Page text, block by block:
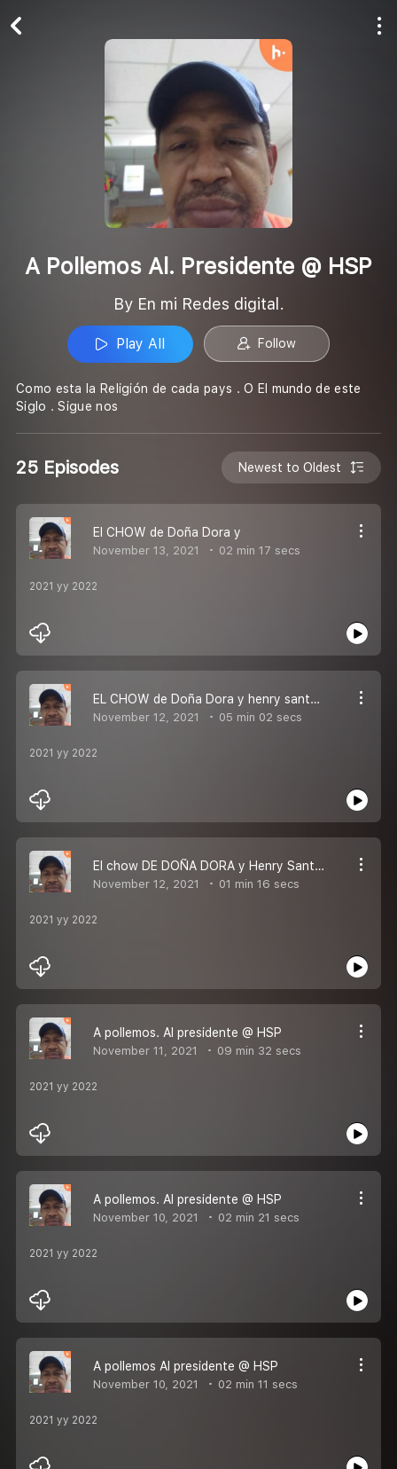
A Pollemos Al. Presidente @ HSP
By En mi Redes digital.
Play All Follow
Como esta la Religión de cada pays . O El mundo de este
Siglo . Sigue nos
25 Episodes Newest to Oldest
El CHOW de Doña Dora y
November 13, 2021 02 min 17 secs
2021 yy 2022
EL CHOW de Doña Dora y henry santana HSP
November 12, 2021 05 min 02 secs
2021 yy 2022
El chow DE DOÑA DORA y Henry Santana HSP
November 12, 2021 01 min 16 secs
2021 yy 2022
A pollemos. Al presidente @ HSP
November 11, 2021 09 min 32 secs
2021 yy 2022
A pollemos. Al presidente @ HSP
November 10, 2021 02 min 21 secs
2021 yy 2022
A pollemos Al presidente @ HSP
November 10, 2021 02 min 11 secs
2021 yy 2022